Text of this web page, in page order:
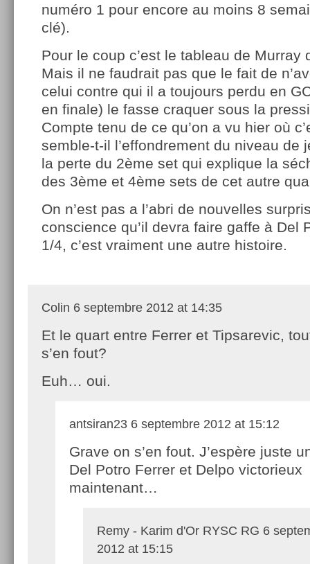
numéro 1 pour encore au moins 8
clé).
Pour le coup c’est le tableau de Murray
Mais il ne faudrait pas que le fait de
celui contre qui il a toujours perdu en
en finale) le fasse craquer sous la
Compte tenu de ce qu’on a vu hier où
semble-t-il l’effondrement du niveau de
la perte du 2ème set qui explique la
des 3ème et 4ème sets de cet autre
On n’est pas a l’abri de nouvelles
conscience qu’il devra faire gaffe à Del
1/4, c’est vraiment une autre histoire.
Colin 6 septembre 2012 at 14:35
Et le quart entre Ferrer et Tipsarevic,
s’en fout?
Euh… oui.
antsiran23 6 septembre 2012 at 15:12
Grave on s’en fout. J’espère juste
Del Potro Ferrer et Delpo victorieux
maintenant…
Remy - Karim d'Or RYSC RG 6
2012 at 15:15